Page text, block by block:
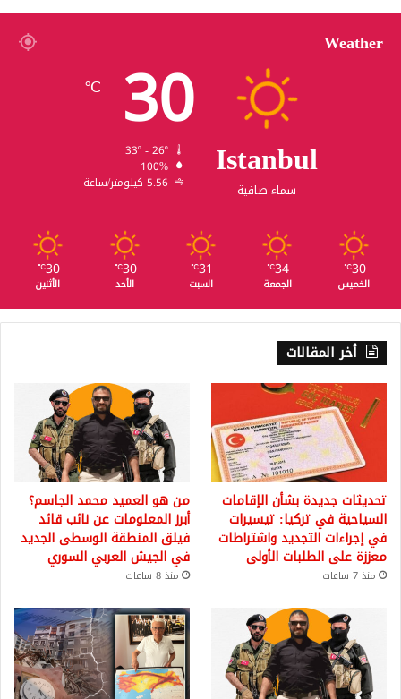
Weather
Istanbul
سماء صافية
30
℃
100%
5.56 كيلومتر/ساعة
30
℃
الخميس
34
℃
الجمعة
31
℃
السبت
30
℃
الأحد
30
℃
الأثنين
أخر المقالات
تحديثات جديدة بشأن الإقامات
السياحية في تركيا: تيسيرات
في إجراءات التجديد واشتراطات
معززة على الطلبات الأولى
منذ 7 ساعات
من هو العميد محمد الجاسم؟
أبرز المعلومات عن نائب قائد
فيلق المنطقة الوسطى الجديد
في الجيش العربي السوري
منذ 8 ساعات